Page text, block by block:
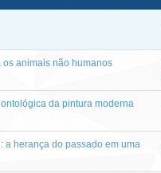
animais não humanos
da pintura moderna
a herança do passado em uma